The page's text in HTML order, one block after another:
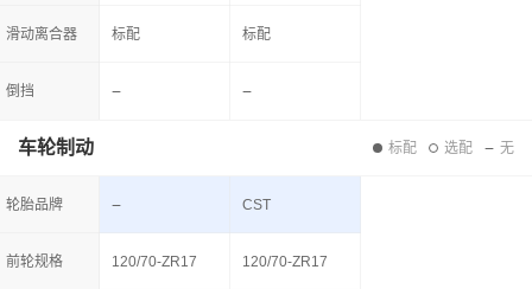
滑动离合器
倒挡
车轮制动 标配 选配 无
轮胎品牌
前轮规格
标配 标配
CST
120/70-ZR17 120/70-ZR17